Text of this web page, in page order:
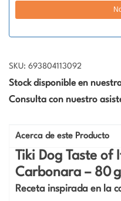
SKU: 693804113092
Stock disponible en
Consulta con nuestro
Acerca de este Producto
Tiki Dog Taste of
Carbonara – 80 g
Receta inspirada en la